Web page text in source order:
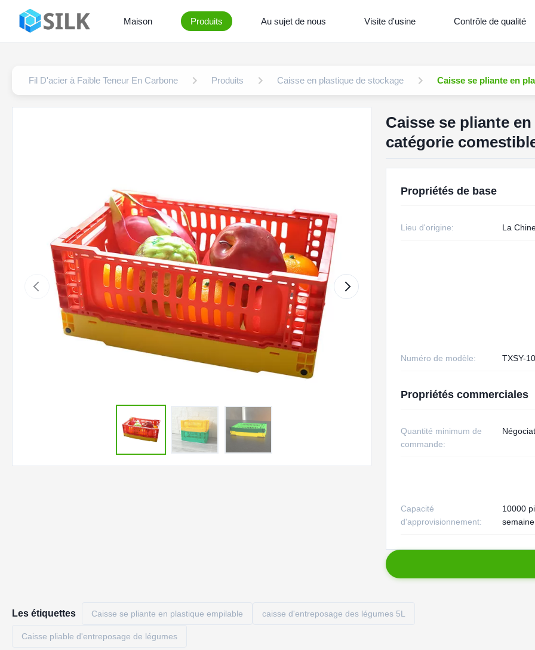
Maison Produits Au sujet de nous Visite d'usine Contrôle de qualité
Fil D'acier à Faible Teneur En Carbone Produits Caisse en plastique de stockage Caisse se pliante en
Caisse se pliante
catégorie
Propriétés de base
Lieu d'origine: La
Numéro de modèle: TXSY-
Propriétés commerciales
Quantité minimum de
commande:
Capacité
d'approvisionnement:
10000
semaine
Les étiquettes Caisse se pliante en plastique empilable caisse d'entreposage des légumes 5L
Caisse pliable d'entreposage de légumes